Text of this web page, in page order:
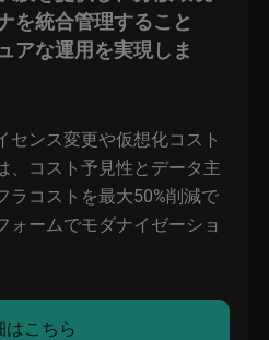
を統合管理すること
アな運用を実現しま
センス変更や仮想化コスト
、コスト予見性とデータ主
ラコストを最大50%削減で
ォームでモダナイゼーショ
はこちら